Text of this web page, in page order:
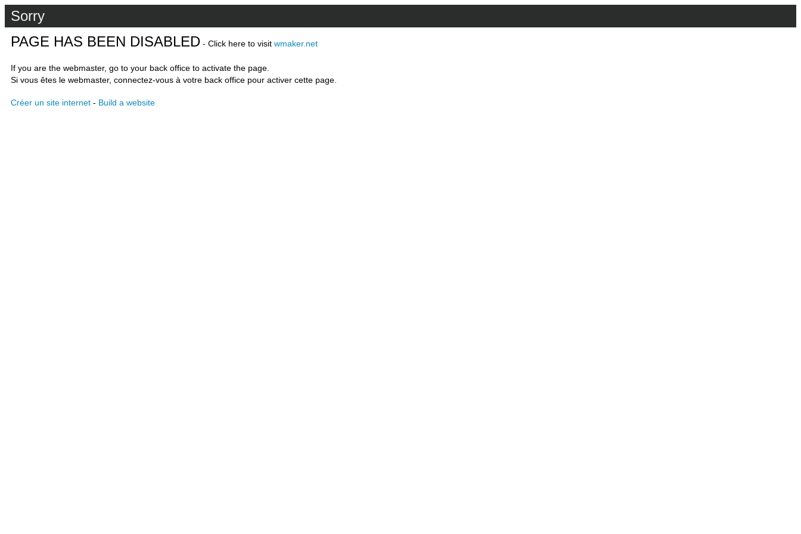
Sorry
PAGE HAS BEEN DISABLED - Click here to visit wmaker.net
If you are the webmaster, go to your back office to activate the page.
Si vous êtes le webmaster, connectez-vous à votre back office pour activer cette page.
Créer un site internet - Build a website